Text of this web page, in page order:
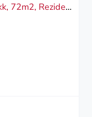
Pronájem nového bytu 2+kk, 72m2, Rezidence Zahálka – Modřany